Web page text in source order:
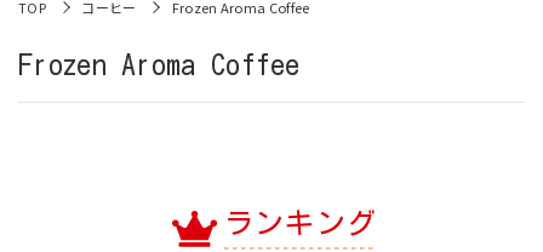
TOP コーヒー Frozen Aroma Coffee
Frozen Aroma Coffee
ランキング